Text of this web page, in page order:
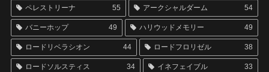
ペレストリーナ 55 アークシャルダーム 54
バニーホップ 49 ハリウッドメモリー 49
ロードリベラシオン 44 ロードフロリゼル 38
ロードソルスティス 34 イネフェイブル 33